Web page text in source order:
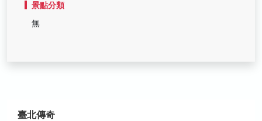
景點分類
無
臺北傳奇